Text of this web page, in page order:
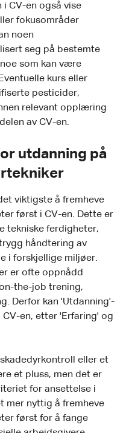
i CV-en også vise
fokusområder
noen
seg på bestemte
som kan være
kurs eller
pesticider,
relevant opplæring
av CV-en.
utdanning på
viktigste å fremheve
først i CV-en. Dette er
tekniske ferdigheter,
håndtering av
i forskjellige miljøer.
er ofte oppnådd
the-job trening,
Derfor kan 'Utdanning'-
CV-en, etter 'Erfaring' og
eller et
et pluss, men det er
for ansettelse i
mer nyttig å fremheve
først for å fange